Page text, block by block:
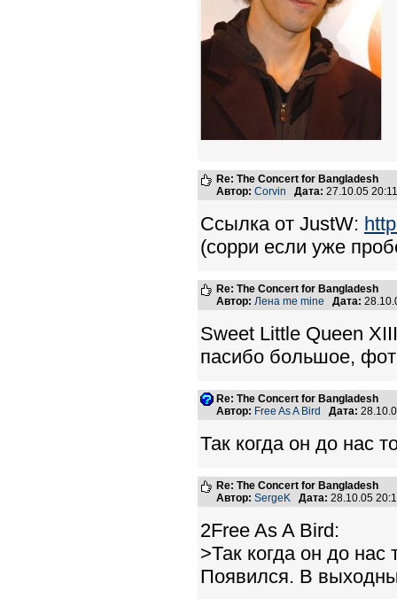
Re: The Concert for Bangladesh
Автор: Corvin Дата: 27.10.05
Ссылка от JustW:
(сорри если уже
Re: The Concert for Bangladesh
Автор: Лена me mine Дата:
Sweet Little Queen
пасибо большое,
Re: The Concert for Bangladesh
Автор: Free As A Bird Дата:
Так когда он до нас
Re: The Concert for Bangladesh
Автор: SergeK Дата: 28.10.05
2Free As A Bird:
>Так когда он до
Появился. В